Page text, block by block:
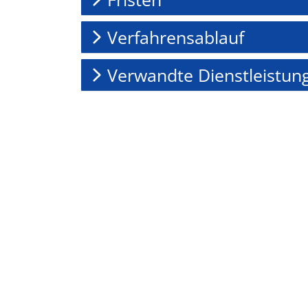
Verfahrensablauf
Verwandte